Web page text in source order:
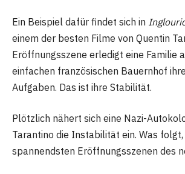
Ein Beispiel dafür findet sich in
einem der besten Filme von Quentin
Eröffnungsszene erledigt eine Familie
einfachen französischen Bauernhof
Aufgaben. Das ist ihre Stabilität.
Plötzlich nähert sich eine Nazi-
Tarantino die Instabilität ein. Was
spannendsten Eröffnungsszenen des